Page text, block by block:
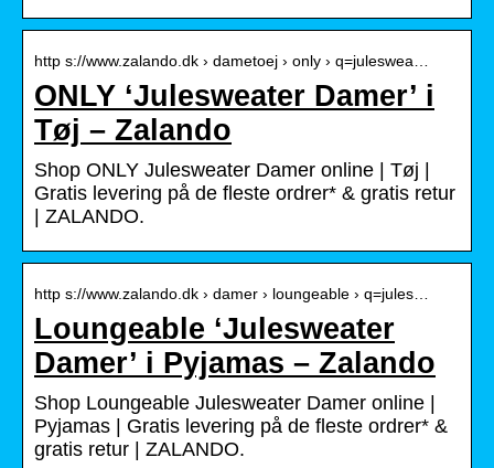
http s://www.zalando.dk › dametoej › only › q=juleswea…
ONLY ‘Julesweater Damer’ i
Tøj – Zalando
Shop ONLY Julesweater Damer online | Tøj |
Gratis levering på de fleste ordrer* & gratis retur
| ZALANDO.
http s://www.zalando.dk › damer › loungeable › q=jules…
Loungeable ‘Julesweater
Damer’ i Pyjamas – Zalando
Shop Loungeable Julesweater Damer online |
Pyjamas | Gratis levering på de fleste ordrer* &
gratis retur | ZALANDO.